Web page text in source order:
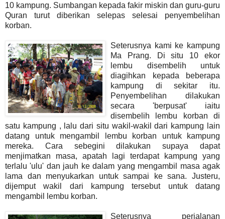
10 kampung. Sumbangan kepada fakir miskin dan guru-guru
Quran turut diberikan selepas selesai penyembelihan
korban.
Seterusnya kami ke kampung
Ma Prang. Di situ 10 ekor
lembu disembelih untuk
diagihkan kepada beberapa
kampung di sekitar itu.
Penyembelihan dilakukan
secara 'berpusat' iaitu
disembelih lembu korban di
satu kampung , lalu dari situ wakil-wakil dari kampung lain
datang untuk mengambil lembu korban untuk kampung
mereka. Cara sebegini dilakukan supaya dapat
menjimatkan masa, apatah lagi terdapat kampung yang
terlalu 'ulu' dan jauh ke dalam yang mengambil masa agak
lama dan menyukarkan untuk sampai ke sana. Justeru,
dijemput wakil dari kampung tersebut untuk datang
mengambil lembu korban.
Seterusnya perjalanan